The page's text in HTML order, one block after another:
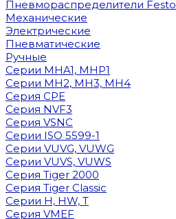
Пневмораспределители Festo
Механические
Электрические
Пневматические
Ручные
Cерии MHA1, MHP1
Cерии MH2, MH3, MH4
Cерия CPE
Серия NVF3
Серия VSNC
Серии ISO 5599-1
Серии VUVG, VUWG
Серии VUVS, VUWS
Серия Tiger 2000
Серия Tiger Classic
Серии H, HW, T
Серия VMEF